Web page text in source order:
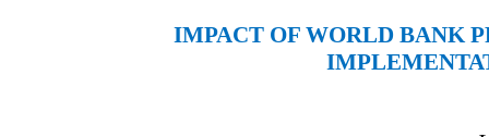
IMPACT OF WORLD BANK